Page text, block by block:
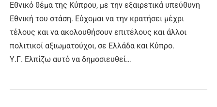
Εθνικό θέμα της Κύπρου, με την εξαιρετικά υπεύθυνη
Εθνική του στάση. Εύχομαι να την κρατήσει μέχρι
τέλους και να ακολουθήσουν επιτέλους και άλλοι
πολιτικοί αξιωματούχοι, σε Ελλάδα και Κύπρο.
Υ.Γ. Ελπίζω αυτό να δημοσιευθεί…